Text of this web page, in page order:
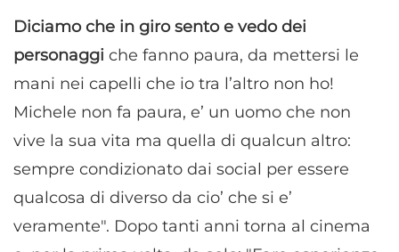
Diciamo che in giro sento e vedo dei
personaggi che fanno paura, da mettersi le
mani nei capelli che io tra l’altro non ho!
Michele non fa paura, e’ un uomo che non
vive la sua vita ma quella di qualcun altro:
sempre condizionato dai social per essere
qualcosa di diverso da cio’ che si e’
veramente". Dopo tanti anni torna al cinema